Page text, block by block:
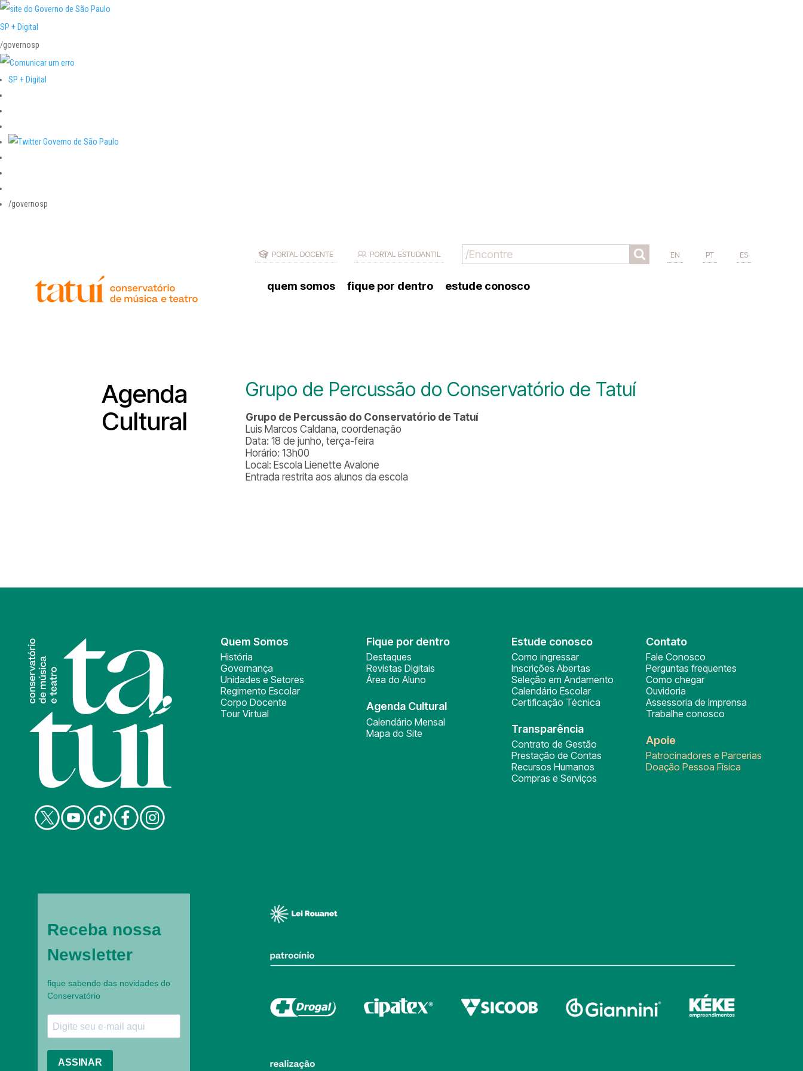
SP + Digital
/governosp
SP + Digital
/governosp
PORTAL DOCENTE PORTAL ESTUDANTIL EN PT ES
quem somos fique por dentro estude conosco
Agenda
Cultural
Grupo de Percussão do Conservatório de Tatuí
Grupo de Percussão do Conservatório de Tatuí
Luis Marcos Caldana, coordenação
Data: 18 de junho, terça-feira
Horário: 13h00
Local: Escola Lienette Avalone
Entrada restrita aos alunos da escola
Quem Somos
História
Governança
Unidades e Setores
Regimento Escolar
Corpo Docente
Tour Virtual
Fique por dentro
Destaques
Revistas Digitais
Área do Aluno
Agenda Cultural
Calendário Mensal
Mapa do Site
Estude conosco
Como ingressar
Inscrições Abertas
Seleção em Andamento
Calendário Escolar
Certificação Técnica
Transparência
Contrato de Gestão
Prestação de Contas
Recursos Humanos
Compras e Serviços
Contato
Fale Conosco
Perguntas frequentes
Como chegar
Ouvidoria
Assessoria de Imprensa
Trabalhe conosco
Apoie
Patrocinadores e Parcerias
Doação Pessoa Física